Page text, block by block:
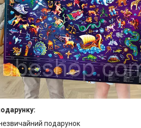
подарунок